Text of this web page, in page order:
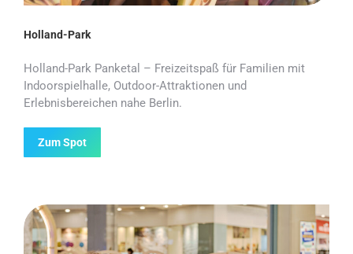
Holland-Park
Holland-Park Panketal – Freizeitspaß für Familien mit
Indoorspielhalle, Outdoor-Attraktionen und
Erlebnisbereichen nahe Berlin.
Zum Spot